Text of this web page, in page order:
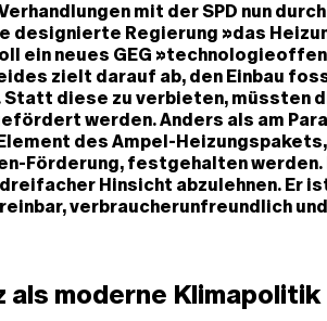
mit der SPD nun
designierte Regierung »das
ein neues GEG
zielt darauf ab, den Einbau
Statt diese zu verbieten, müssten
werden. Anders als am
des Ampel-
Förderung, festgehalten
Hinsicht abzulehnen. Er
verbraucherunfreundlich
als moderne Klimapolitik